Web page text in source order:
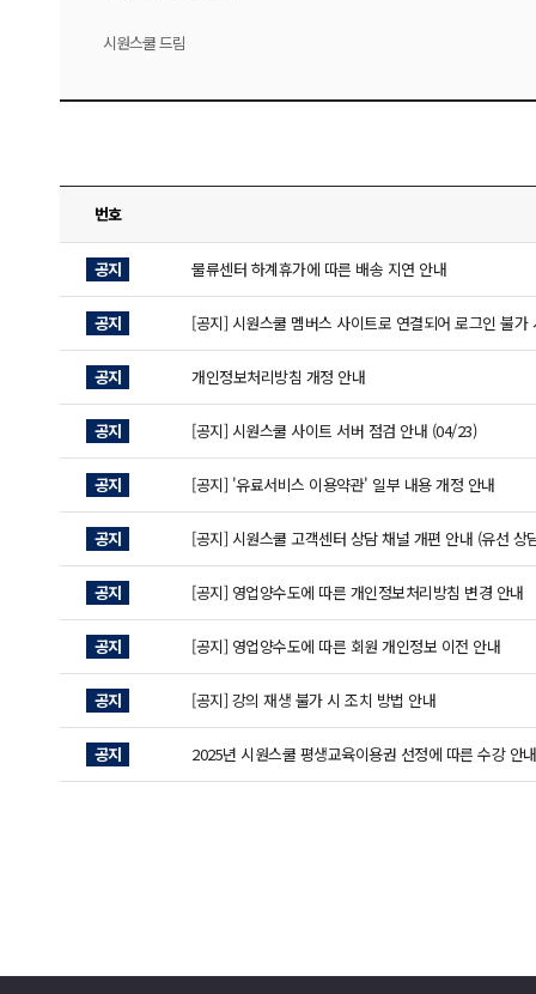
시원스쿨 드림
번호
공지 물류센터 하계휴가에 따른 배송 지연 안내
공지 [공지] 시원스쿨 멤버스 사이트로 연결되어 로그인 불가
공지 개인정보처리방침 개정 안내
공지 [공지] 시원스쿨 사이트 서버 점검 안내 (04/23)
공지 [공지] '유료서비스 이용약관' 일부 내용 개정 안내
공지 [공지] 시원스쿨 고객센터 상담 채널 개편 안내 (유선 상
공지 [공지] 영업양수도에 따른 개인정보처리방침 변경 안내
공지 [공지] 영업양수도에 따른 회원 개인정보 이전 안내
공지 [공지] 강의 재생 불가 시 조치 방법 안내
공지 2025년 시원스쿨 평생교육이용권 선정에 따른 수강 안